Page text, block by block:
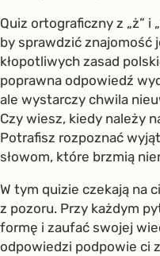
Quiz ortograficzny z „ż” i
by sprawdzić znajomość
kłopotliwych zasad
poprawna odpowiedź
ale wystarczy chwila
Czy wiesz, kiedy należy
Potrafisz rozpoznać
słowom, które brzmią
W tym quizie czekają na
z pozoru. Przy każdym
formę i zaufać swojej
odpowiedzi podpowie ci